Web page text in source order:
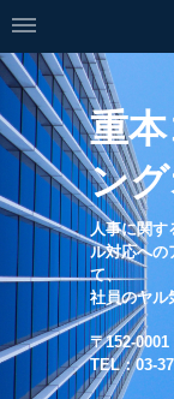
重
ン
人事に関す
ル対応への
て、
社員のヤル
〒152-
TEL：03-